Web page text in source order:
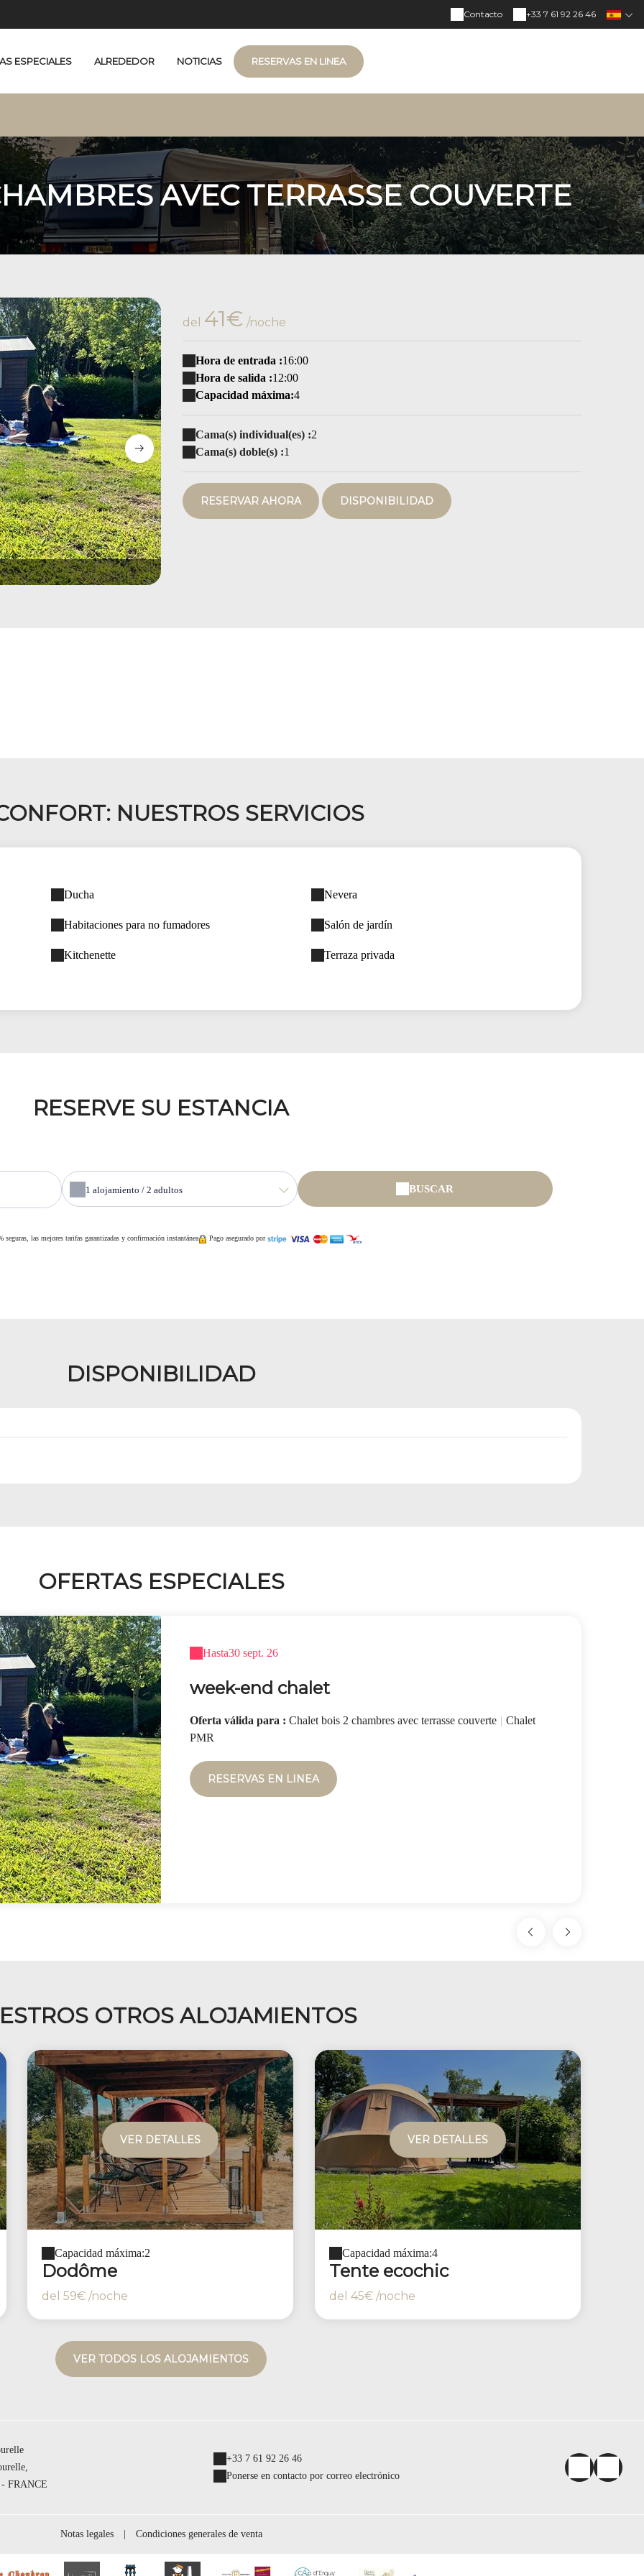
+33 7 61 92 26 46
Contacto
ESPECIALES ALREDEDOR NOTICIAS RESERVAS EN LINEA
AVEC TERRASSE COUVERTE
del 41€ /noche
Hora de entrada :16:00
Hora de salida :12:00
Capacidad máxima:4
Cama(s) individual(es) :2
Cama(s) doble(s) :1
RESERVAR AHORA DISPONIBILIDAD
NUESTROS SERVICIOS
Ducha
Habitaciones para no fumadores
Kitchenette
Nevera
Salón de jardín
Terraza privada
RESERVE SU ESTANCIA
1 alojamiento / 2 adultos BUSCAR
seguras, las mejores tarifas garantizadas y confirmación instantánea Pago asegurado por
DISPONIBILIDAD
OFERTAS ESPECIALES
Hasta30 sept. 26
week-end chalet
Oferta válida para : Chalet bois 2 chambres avec terrasse couverte | Chalet
PMR
RESERVAS EN LINEA
OTROS ALOJAMIENTOS
VER DETALLES
Capacidad máxima:2
Dodôme
del 59€ /noche
VER DETALLES
Capacidad máxima:4
Tente ecochic
del 45€ /noche
VER TODOS LOS ALOJAMIENTOS
FRANCE
+33 7 61 92 26 46
Ponerse en contacto por correo electrónico
Notas legales Condiciones generales de venta